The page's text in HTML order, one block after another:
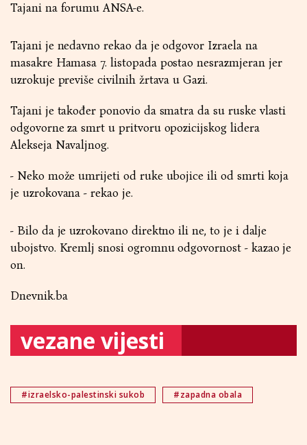
Tajani na forumu ANSA-e.
Tajani je nedavno rekao da je odgovor Izraela na
masakre Hamasa 7. listopada postao nesrazmjeran jer
uzrokuje previše civilnih žrtava u Gazi.
Tajani je također ponovio da smatra da su ruske vlasti
odgovorne za smrt u pritvoru opozicijskog lidera
Alekseja Navaljnog.
- Neko može umrijeti od ruke ubojice ili od smrti koja
je uzrokovana - rekao je.
- Bilo da je uzrokovano direktno ili ne, to je i dalje
ubojstvo. Kremlj snosi ogromnu odgovornost - kazao je
on.
Dnevnik.ba
vezane vijesti
#izraelsko-palestinski sukob #zapadna obala